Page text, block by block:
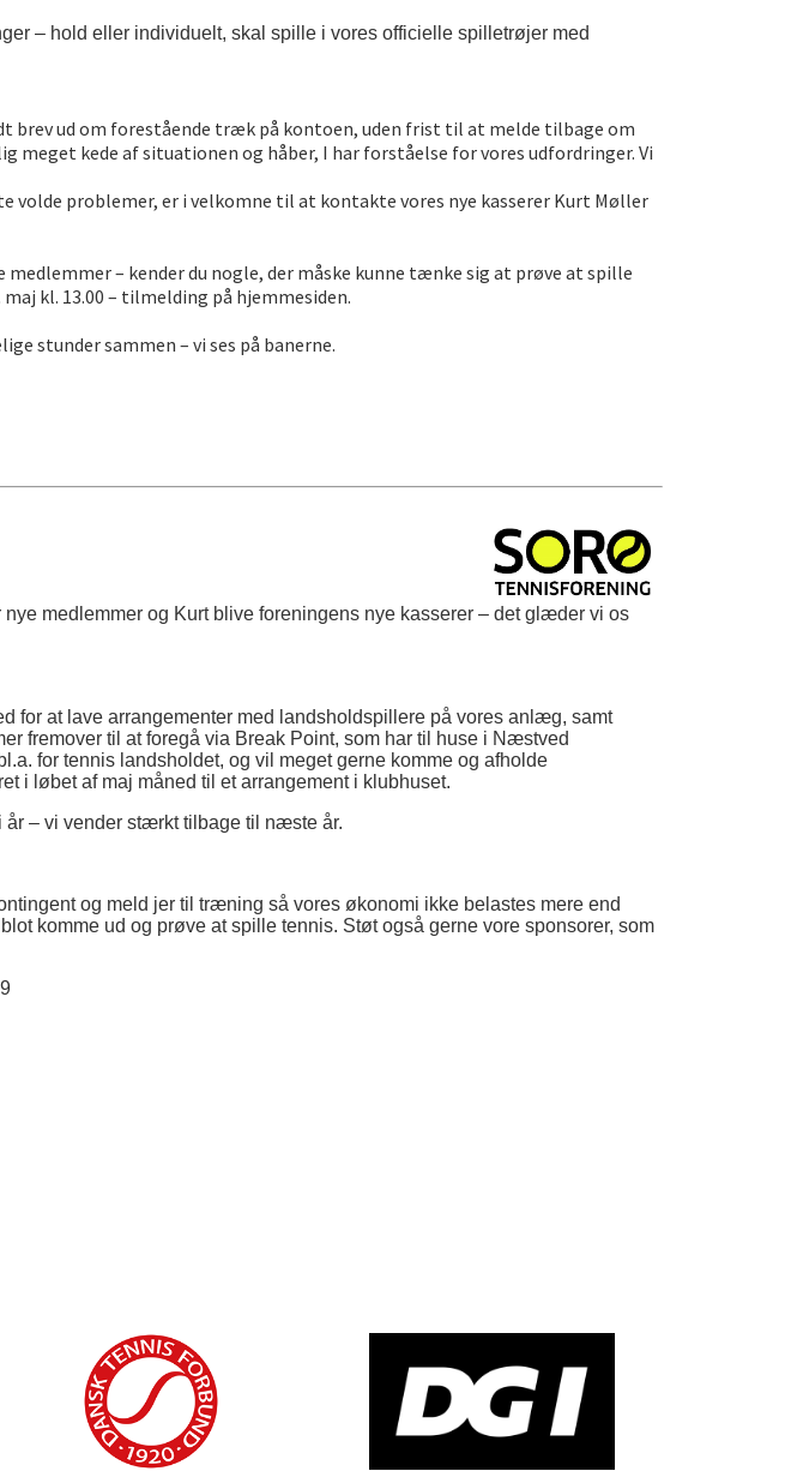
– hold eller individuelt, skal spille i vores officielle spilletrøjer med
brev ud om forestående træk på kontoen, uden frist til at melde tilbage om
meget kede af situationen og håber, I har forståelse for vores udfordringer. Vi
volde problemer, er i velkomne til at kontakte vores nye kasserer Kurt Møller
– kender du nogle, der måske kunne tænke sig at prøve at spille
kl. 13.00 – tilmelding på hjemmesiden.
stunder sammen – vi ses på banerne.
medlemmer og Kurt blive foreningens nye kasserer – det glæder vi os
for at lave arrangementer med landsholdspillere på vores anlæg, samt
fremover til at foregå via Break Point, som har til huse i Næstved
for tennis landsholdet, og vil meget gerne komme og afholde
i løbet af maj måned til et arrangement i klubhuset.
år – vi vender stærkt tilbage til næste år.
og meld jer til træning så vores økonomi ikke belastes mere end
komme ud og prøve at spille tennis. Støt også gerne vore sponsorer, som